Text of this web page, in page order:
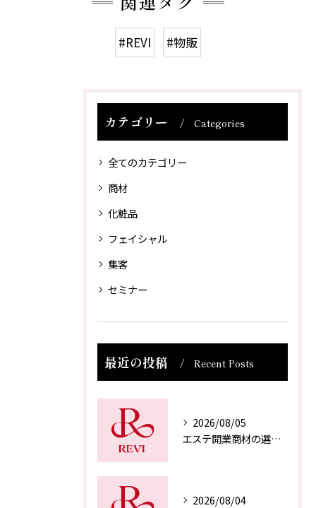
#REVI #物販
カテゴリー Categories
全てのカテゴリー
商材
化粧品
フェイシャル
集客
セミナー
最近の投稿 Recent Posts
2026/08/05
エステ開業商材の選び方
2026/08/04